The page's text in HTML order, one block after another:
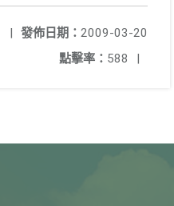
發佈日期： 2009-03-20
|
點擊率： 588 |